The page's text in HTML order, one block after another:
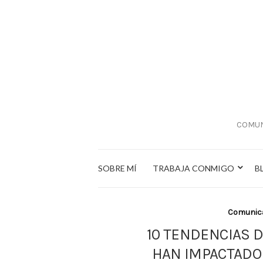
SOBRE MÍ TRABAJA CONMIGO
10 TENDENCIAS
HAN